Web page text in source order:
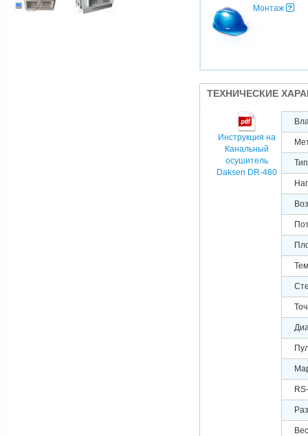
Монтаж
ТЕХНИЧЕСКИЕ
Инструкция на
Канальный
осушитель
Daksen DR-480